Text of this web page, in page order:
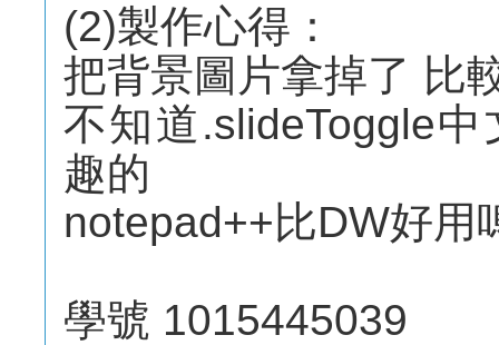
(2)製作心得：
把背景圖片拿掉了 比
不知道.slideToggle
趣的
notepad++比DW好用
學號 1015445039